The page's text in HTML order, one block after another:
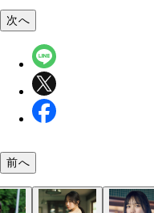
次へ
前へ